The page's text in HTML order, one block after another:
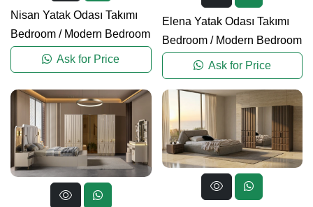
Nisan Yatak Odası Takımı
Bedroom / Modern Bedroom
Ask for Price
Elena Yatak Odası Takımı
Bedroom/ Modern Bedroom
Ask for Price